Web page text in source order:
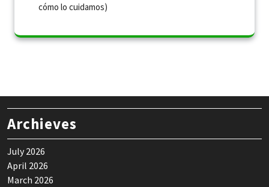
cómo lo cuidamos)
Archieves
July 2026
April 2026
March 2026